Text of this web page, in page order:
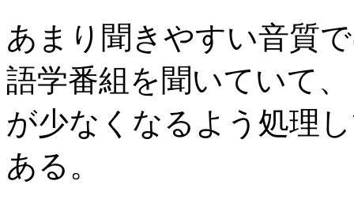
あまり聞きやすい音質
語学番組を聞いていて
が少なくなるよう処理
ある。